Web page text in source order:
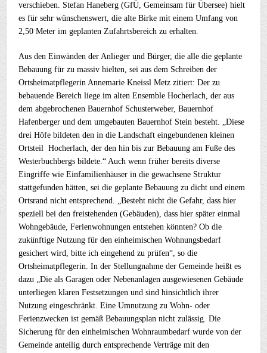
verschieben. Stefan Haneberg (GfÜ, Gemeinsam für Übersee) hielt
es für sehr wünschenswert, die alte Birke mit einem Umfang von
2,50 Meter im geplanten Zufahrtsbereich zu erhalten.
Aus den Einwänden der Anlieger und Bürger, die alle die geplante
Bebauung für zu massiv hielten, sei aus dem Schreiben der
Ortsheimatpflegerin Annemarie Kneissl Metz zitiert: Der zu
bebauende Bereich liege im alten Ensemble Hocherlach, der aus
dem abgebrochenen Bauernhof Schusterweber, Bauernhof
Hafenberger und dem umgebauten Bauernhof Stein besteht. „Diese
drei Höfe bildeten den in die Landschaft eingebundenen kleinen
Ortsteil Hocherlach, der den hin bis zur Bebauung am Fuße des
Westerbuchbergs bildete.“ Auch wenn früher bereits diverse
Eingriffe wie Einfamilienhäuser in die gewachsene Struktur
stattgefunden hätten, sei die geplante Bebauung zu dicht und einem
Ortsrand nicht entsprechend. „Besteht nicht die Gefahr, dass hier
speziell bei den freistehenden (Gebäuden), dass hier später einmal
Wohngebäude, Ferienwohnungen entstehen könnten? Ob die
zukünftige Nutzung für den einheimischen Wohnungsbedarf
gesichert wird, bitte ich eingehend zu prüfen“, so die
Ortsheimatpflegerin. In der Stellungnahme der Gemeinde heißt es
dazu „Die als Garagen oder Nebenanlagen ausgewiesenen Gebäude
unterliegen klaren Festsetzungen und sind hinsichtlich ihrer
Nutzung eingeschränkt. Eine Umnutzung zu Wohn- oder
Ferienzwecken ist gemäß Bebauungsplan nicht zulässig. Die
Sicherung für den einheimischen Wohnraumbedarf wurde von der
Gemeinde anteilig durch entsprechende Verträge mit den